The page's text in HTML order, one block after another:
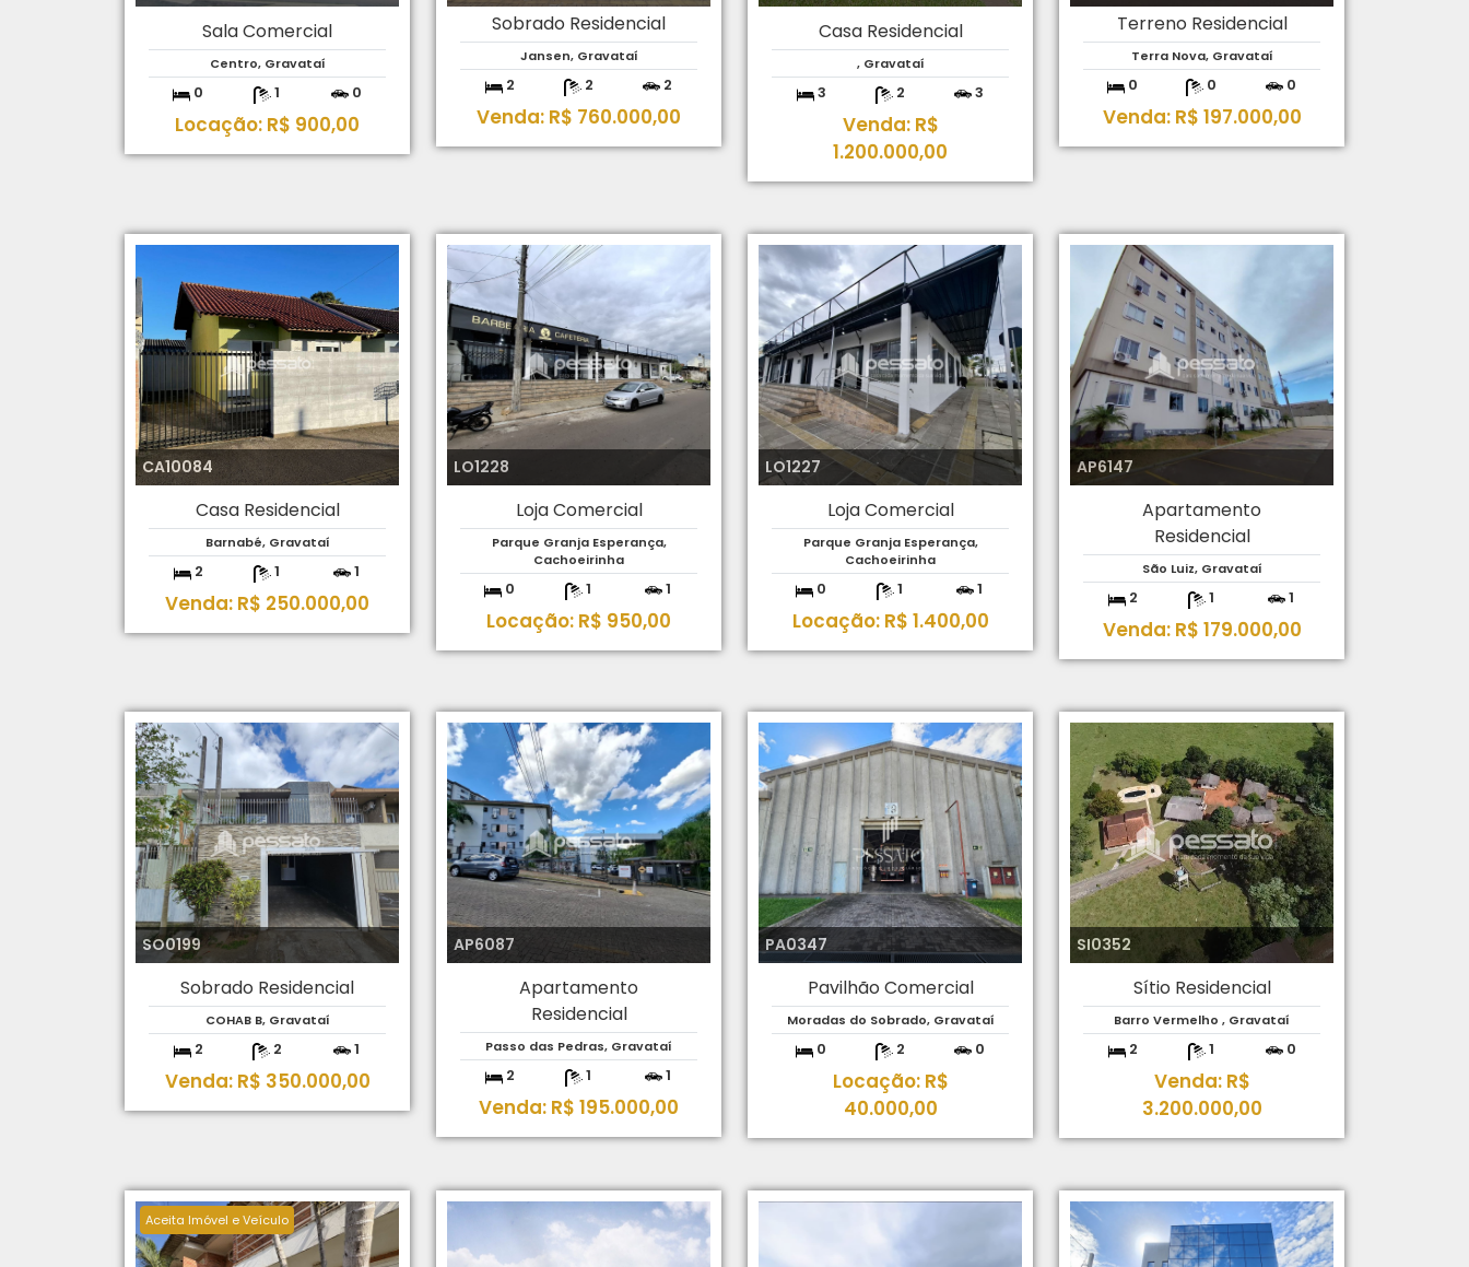
Sala Comercial
Centro, Gravataí
0 1 0
Locação: R$ 900,00
Sobrado Residencial
Jansen, Gravataí
2 2 2
Venda: R$ 760.000,00
Casa Residencial
, Gravataí
3 2 3
Venda: R$
1.200.000,00
Terreno Residencial
Terra Nova, Gravataí
0 0 0
Venda: R$ 197.000,00
CA10084
Casa Residencial
Barnabé, Gravataí
2 1 1
Venda: R$ 250.000,00
LO1228
Loja Comercial
Parque Granja Esperança,
Cachoeirinha
0 1 1
Locação: R$ 950,00
LO1227
Loja Comercial
Parque Granja Esperança,
Cachoeirinha
0 1 1
Locação: R$ 1.400,00
AP6147
Apartamento
Residencial
São Luiz, Gravataí
2 1 1
Venda: R$ 179.000,00
SO0199
Sobrado Residencial
COHAB B, Gravataí
2 2 1
Venda: R$ 350.000,00
AP6087
Apartamento
Residencial
Passo das Pedras, Gravataí
2 1 1
Venda: R$ 195.000,00
PA0347
Pavilhão Comercial
Moradas do Sobrado, Gravataí
0 2 0
Locação: R$
40.000,00
SI0352
Sítio Residencial
Barro Vermelho , Gravataí
2 1 0
Venda: R$
3.200.000,00
Aceita Imóvel e Veículo